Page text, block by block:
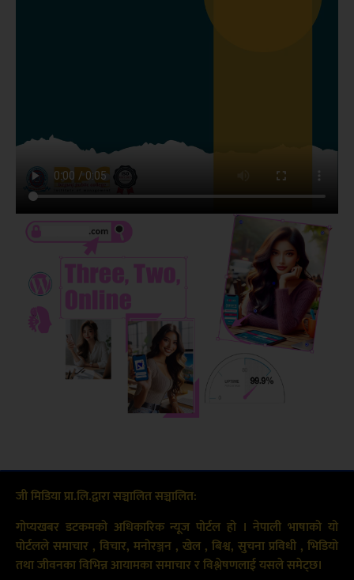
जी मिडिया प्रा.लि.द्वारा सञ्चालित सञ्चालित:
गोप्यखबर डटकमको अधिकारिक न्यूज पोर्टल हो । नेपाली भाषाको यो
पोर्टलले समाचार , विचार, मनोरञ्जन , खेल , बिश्व, सुचना प्रविधी , भिडियो
तथा जीवनका विभिन्न आयामका समाचार र विश्लेषणलाई यसले समेट्छ।